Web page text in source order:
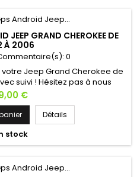
JEEP GRAND CHEROKEE DE
À 2006
0
Jeep Grand Cherokee de
suivi ! Hésitez pas à nous
avez une question !
€
Détails
stock